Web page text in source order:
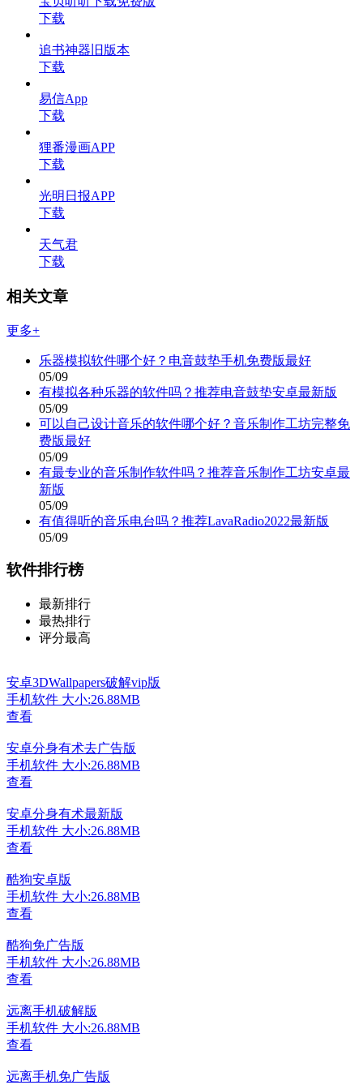
下载
追书神器旧版本
下载
易信App
下载
狸番漫画APP
下载
光明日报APP
下载
天气君
下载
相关文章
更多+
乐器模拟软件哪个好？电音鼓垫手机免费版最好
05/09
有模拟各种乐器的软件吗？推荐电音鼓垫安卓最新版
05/09
可以自己设计音乐的软件哪个好？音乐制作工坊完整免
费版最好
05/09
有最专业的音乐制作软件吗？推荐音乐制作工坊安卓最
新版
05/09
有值得听的音乐电台吗？推荐LavaRadio2022最新版
05/09
软件排行榜
最新排行
最热排行
评分最高
安卓3DWallpapers破解vip版
手机软件 大小:26.88MB
查看
安卓分身有术去广告版
手机软件 大小:26.88MB
查看
安卓分身有术最新版
手机软件 大小:26.88MB
查看
酷狗安卓版
手机软件 大小:26.88MB
查看
酷狗免广告版
手机软件 大小:26.88MB
查看
远离手机破解版
手机软件 大小:26.88MB
查看
远离手机免广告版